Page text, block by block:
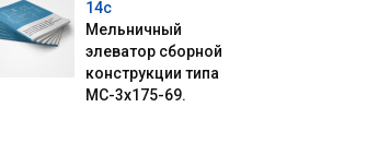
14с
Мельничный
элеватор сборной
конструкции типа
МС-3х175-69.